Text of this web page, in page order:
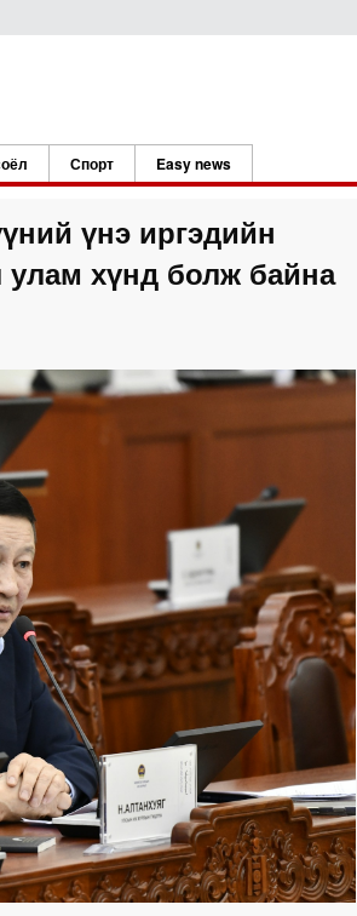
Спорт Easy news
үнэ иргэдийн
хүнд болж байна